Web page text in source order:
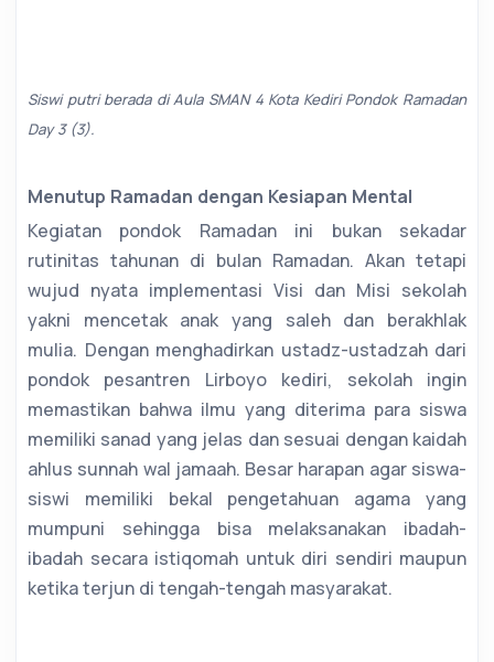
Siswi putri berada di Aula SMAN 4 Kota Kediri Pondok Ramadan
Day 3 (3).
Menutup Ramadan dengan Kesiapan Mental
Kegiatan pondok Ramadan ini bukan sekadar
rutinitas tahunan di bulan Ramadan. Akan tetapi
wujud nyata implementasi Visi dan Misi sekolah
yakni mencetak anak yang saleh dan berakhlak
mulia. Dengan menghadirkan ustadz-ustadzah dari
pondok pesantren Lirboyo kediri, sekolah ingin
memastikan bahwa ilmu yang diterima para siswa
memiliki sanad yang jelas dan sesuai dengan kaidah
ahlus sunnah wal jamaah. Besar harapan agar siswa-
siswi memiliki bekal pengetahuan agama yang
mumpuni sehingga bisa melaksanakan ibadah-
ibadah secara istiqomah untuk diri sendiri maupun
ketika terjun di tengah-tengah masyarakat.